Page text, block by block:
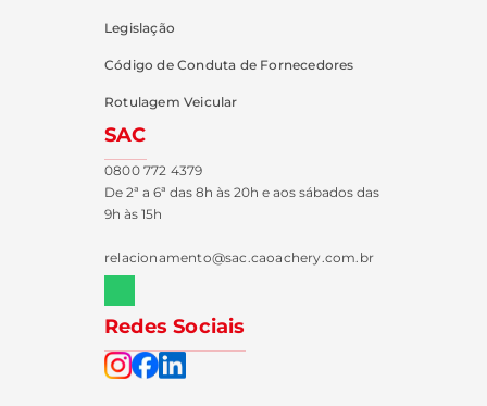
Legislação
Código de Conduta de Fornecedores
Rotulagem Veicular
SAC
0800 772 4379
De 2ª a 6ª das 8h às 20h e aos sábados das
9h às 15h
relacionamento@sac.caoachery.com.br
Redes Sociais